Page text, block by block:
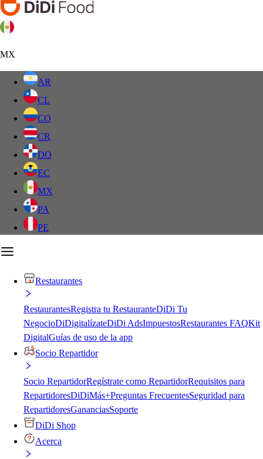
MX
AR
CL
CO
CR
DO
EC
MX
PA
PE
Restaurantes
RestaurantesRegistra tu RestauranteDiDi Tu
NegocioDiDigitalízateDiDi AdsImpuestosRestaurantes FAQKit
DigitalGuías de uso de la app
Socio Repartidor
Socio RepartidorRegístrate como RepartidorRequisitos para
RepartidoresDiDiMás+Preguntas FrecuentesSeguridad para
RepartidoresGananciasSoporte
DiDi Shop
Acerca